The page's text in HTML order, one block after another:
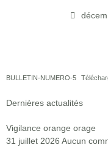
BULLETIN-NUMERO-5
Dernières actualités
Vigilance orange orage
31 juillet 2026 Aucun